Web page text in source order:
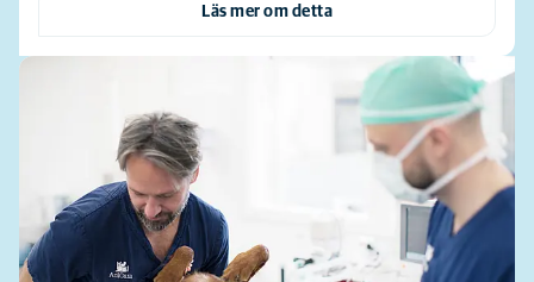
Läs mer om detta